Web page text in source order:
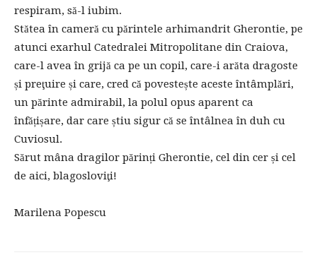
respiram, să-l iubim.
Stătea în cameră cu părintele arhimandrit Gherontie, pe
atunci exarhul Catedralei Mitropolitane din Craiova,
care-l avea în grijă ca pe un copil, care-i arăta dragoste
și preţuire și care, cred că povestește aceste întâmplări,
un părinte admirabil, la polul opus aparent ca
înfățișare, dar care știu sigur că se întâlnea în duh cu
Cuviosul.
Sărut mâna dragilor părinți Gherontie, cel din cer și cel
de aici, blagosloviţi!
Marilena Popescu